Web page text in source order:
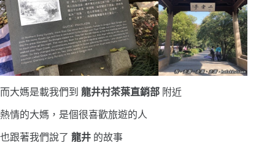
而大媽是載我們到 龍井村茶葉直銷部 附近
熱情的大媽，是個很喜歡旅遊的人
也跟著我們說了 龍井 的故事